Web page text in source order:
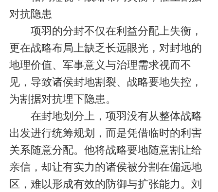
对抗隐患
项羽的分封不仅在利益分配上失衡，
更在战略布局上缺乏长远眼光，对封地的
地理价值、军事意义与治理需求视而不
见，导致诸侯封地割裂、战略要地失控，
为割据对抗埋下隐患。
在封地划分上，项羽没有从整体战略
出发进行统筹规划，而是凭借临时的利害
关系随意分配。他将战略要地随意割让给
亲信，却让有实力的诸侯被分割在偏远地
区，难以形成有效的防御与扩张能力。刘